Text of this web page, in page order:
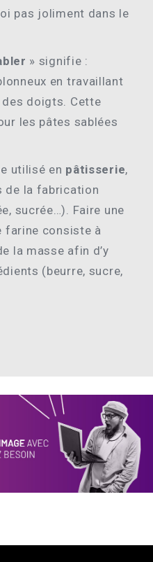
pas joliment dans le
» signifie :
en travaillant
doigts. Cette
les pâtes sablées
utilisé en pâtisserie,
de la fabrication
sucrée…). Faire une
farine consiste à
la masse afin d’y
(beurre, sucre,